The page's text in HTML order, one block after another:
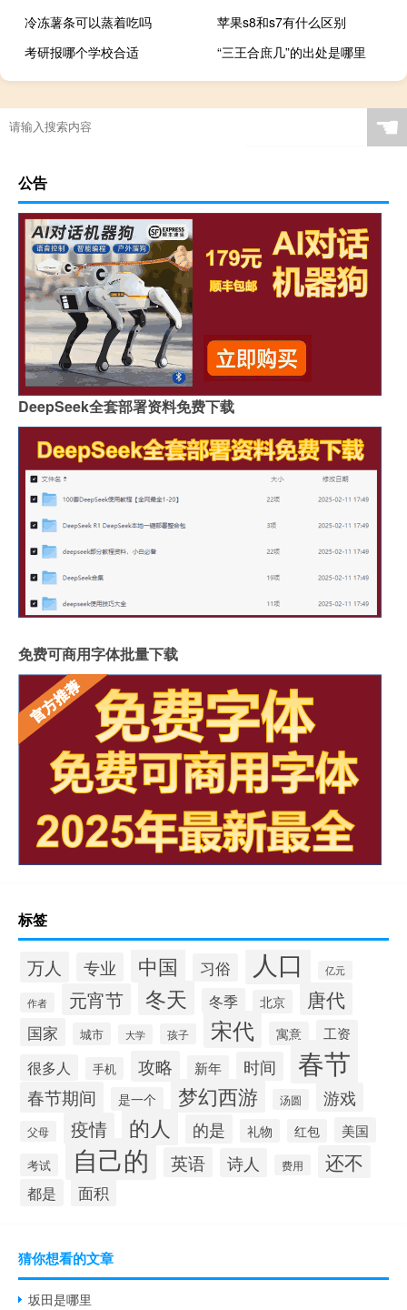
冷冻薯条可以蒸着吃吗
苹果s8和s7有什么区别
考研报哪个学校合适
“三王合庶几”的出处是哪里
☚
公告
DeepSeek全套部署资料免费下载
免费可商用字体批量下载
标签
万人 专业 中国 习俗 人口 亿元
作者 元宵节 冬天 冬季 北京 唐代
国家 城市 大学 孩子 宋代 寓意 工资
很多人 手机 攻略 新年 时间 春节
春节期间 是一个 梦幻西游 汤圆 游戏
父母 疫情 的人 的是 礼物 红包 美国
考试 自己的 英语 诗人 费用 还不
都是 面积
猜你想看的文章
坂田是哪里